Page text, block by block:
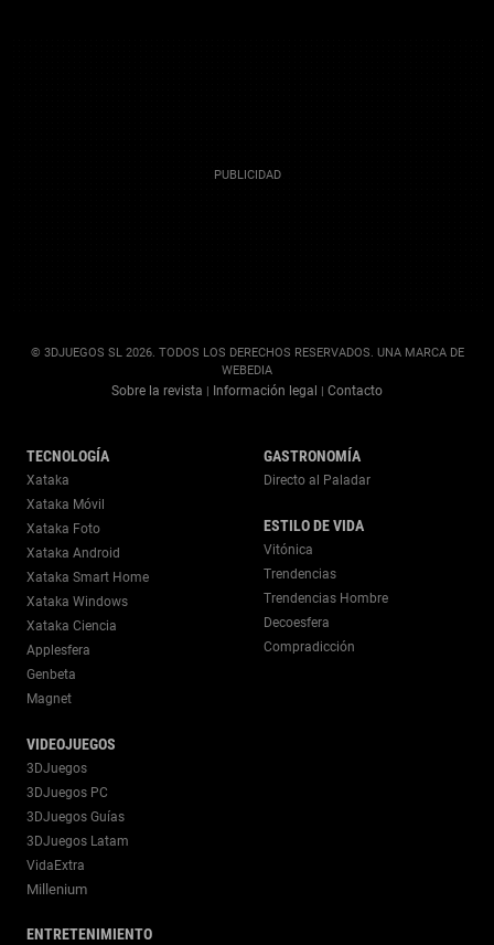
© 3DJUEGOS SL 2026. TODOS LOS DERECHOS RESERVADOS. UNA MARCA DE
WEBEDIA
Sobre la revista Información legal Contacto
TECNOLOGÍA
Xataka
Xataka Móvil
Xataka Foto
Xataka Android
Xataka Smart Home
Xataka Windows
Xataka Ciencia
Applesfera
Genbeta
Magnet
VIDEOJUEGOS
3DJuegos
3DJuegos PC
3DJuegos Guías
3DJuegos Latam
VidaExtra
Millenium
ENTRETENIMIENTO
GASTRONOMÍA
Directo al Paladar
ESTILO DE VIDA
Vitónica
Trendencias
Trendencias Hombre
Decoesfera
Compradicción